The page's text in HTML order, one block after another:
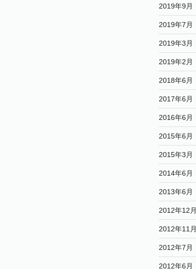
2019年9月
2019年7月
2019年3月
2019年2月
2018年6月
2017年6月
2016年6月
2015年6月
2015年3月
2014年6月
2013年6月
2012年12月
2012年11月
2012年7月
2012年6月